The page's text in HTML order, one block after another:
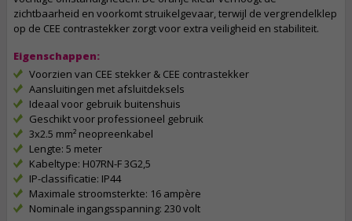
zichtbaarheid en voorkomt struikelgevaar, terwijl de vergrendelklep
op de CEE contrastekker zorgt voor extra veiligheid en stabiliteit.
Eigenschappen:
Voorzien van CEE stekker & CEE contrastekker
Aansluitingen met afsluitdeksels
Ideaal voor gebruik buitenshuis
Geschikt voor professioneel gebruik
3x2.5 mm² neopreenkabel
Lengte: 5 meter
Kabeltype: H07RN-F 3G2,5
IP-classificatie: IP44
Maximale stroomsterkte: 16 ampère
Nominale ingangsspanning: 230 volt